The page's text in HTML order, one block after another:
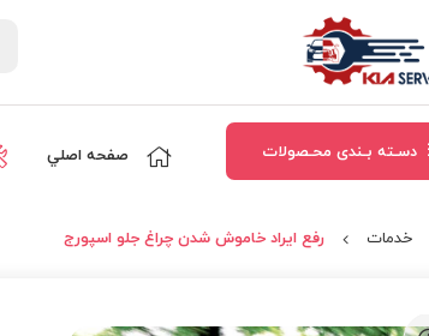
دسـته بـندی محـصولات صفحه اصلي
خدمات رفع ایراد خاموش شدن چراغ جلو اسپورج